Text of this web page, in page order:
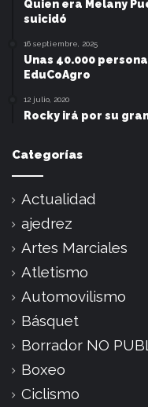
Quien era Melany
suicidó
16 septiembre, 2025
Unas 40.000
EduCoAgro
12 julio, 2020
Rocky irá por su
Categorías
Actualidad
ajedrez
Artes Marciales
Atletismo
Automovilismo
Básquet
Borrador NO
Boxeo
Ciclismo